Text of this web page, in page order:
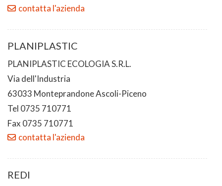
contatta l'azienda
PLANIPLASTIC
PLANIPLASTIC ECOLOGIA S.R.L.
Via dell'Industria
63033 Monteprandone Ascoli-Piceno
Tel 0735 710771
Fax 0735 710771
contatta l'azienda
REDI